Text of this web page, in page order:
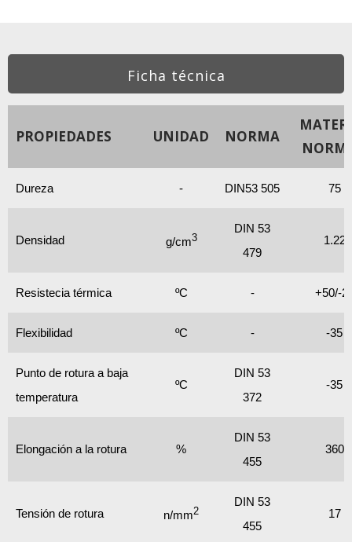
Ficha técnica
PROPIEDADES UNIDAD NORMA
Dureza - DIN53 505 75
Densidad g/cm3
DIN 53
479
1.22
Resistecia térmica ºC - +50/-
Flexibilidad ºC - -35
Punto de rotura a baja
temperatura
ºC
DIN 53
372
-35
Elongación a la rotura %
DIN 53
455
360
Tensión de rotura n/mm2
DIN 53
455
17